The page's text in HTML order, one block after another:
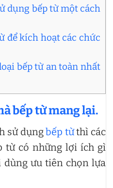
dụng bếp từ một cách
để kích hoạt các chức
bếp từ an toàn nhất
bếp từ mang lại.
sử dụngbếp từthì các
từ có những lợi ích gì
ưu tiên chọn lựa